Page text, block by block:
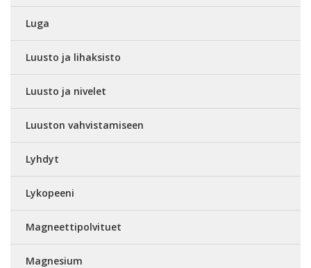
Luga
Luusto ja lihaksisto
Luusto ja nivelet
Luuston vahvistamiseen
Lyhdyt
Lykopeeni
Magneettipolvituet
Magnesium